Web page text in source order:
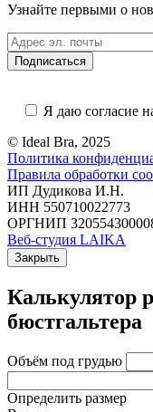
Узнайте первыми о
Я даю согласие
© Ideal Bra, 2025
Политика
Правила обработки
ИП Дудикова И.Н.
ИНН 550710022773
ОРГНИП
Веб-студия LAIKA
Закрыть
Калькулятор
бюстгальтера
Объём под грудью
Определить размер